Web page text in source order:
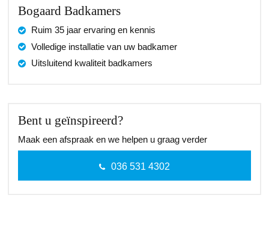
Bogaard Badkamers
Ruim 35 jaar ervaring en kennis
Volledige installatie van uw badkamer
Uitsluitend kwaliteit badkamers
Bent u geïnspireerd?
Maak een afspraak en we helpen u graag verder
036 531 4302